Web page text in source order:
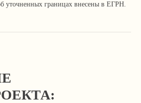
уточненных границах внесены в ЕГРН.
55